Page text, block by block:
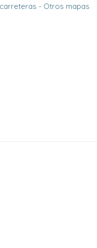
- Otros mapas